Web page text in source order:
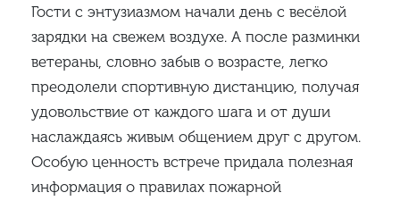
Гости с энтузиазмом начали день с весёлой
зарядки на свежем воздухе. А после разминки
ветераны, словно забыв о возрасте, легко
преодолели спортивную дистанцию, получая
удовольствие от каждого шага и от души
наслаждаясь живым общением друг с другом.
Особую ценность встрече придала полезная
информация о правилах пожарной